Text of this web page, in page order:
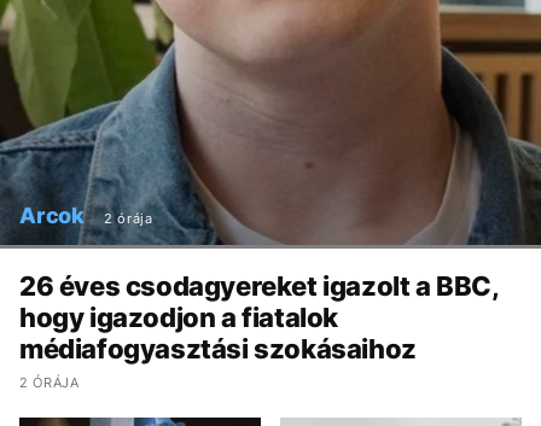
Arcok 2 órája
26 éves csodagyereket igazolt a BBC,
hogy igazodjon a fiatalok
médiafogyasztási szokásaihoz
2 ÓRÁJA